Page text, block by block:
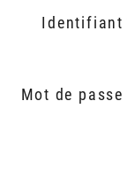
Identifiant
Mot de passe